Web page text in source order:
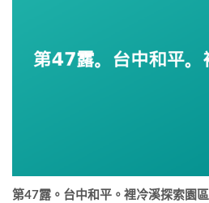
第47露。台中和平。裡冷溪探索園區